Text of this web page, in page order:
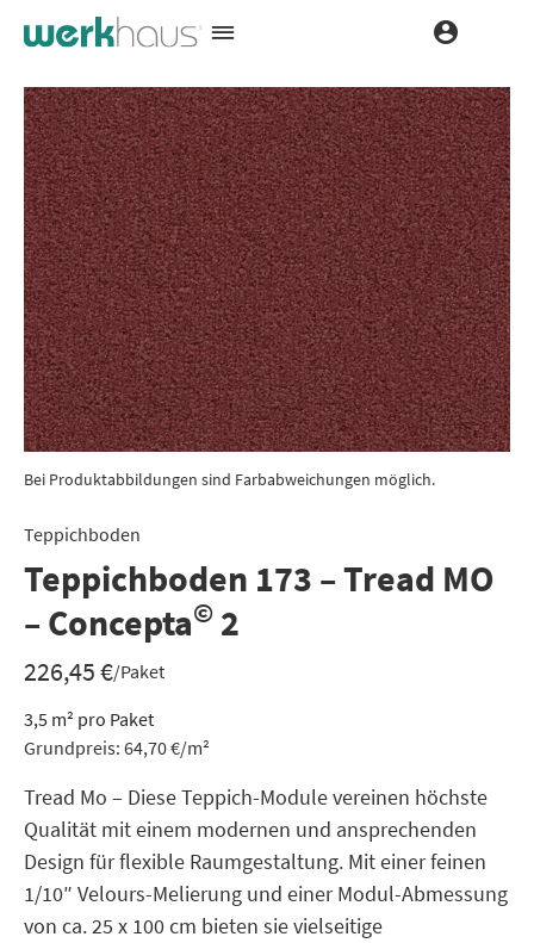
Bei Produktabbildungen sind Farbabweichungen möglich.
Teppichboden
Teppichboden 173 – Tread MO
– Concepta© 2
226,45€/Paket
3,5 m² pro Paket
Grundpreis: 64,70€/m²
Tread Mo – Diese Teppich-Module vereinen höchste
Qualität mit einem modernen und ansprechenden
Design für flexible Raumgestaltung. Mit einer feinen
1/10″ Velours-Melierung und einer Modul-Abmessung
von ca. 25 x 100 cm bieten sie vielseitige